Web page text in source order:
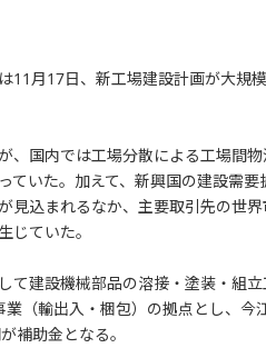
月17日、新工場建設計画が大規
、国内では工場分散による工場間
いた。加えて、新興国の建設需要
見込まれるなか、主要取引先の世
じていた。
て建設機械部品の溶接・塗装・組
（輸出入・梱包）の拠点とし、今
補助金となる。